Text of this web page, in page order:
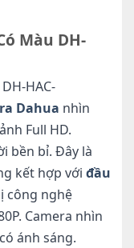
Màu DH-
HAC-
Dahua nhìn
Full HD.
bền bỉ. Đây là
kết hợp với đầu
công nghệ
Camera nhìn
ánh sáng.